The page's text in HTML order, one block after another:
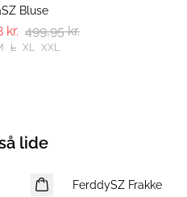
Bluse
kr. 499,95 kr.
L XL XXL
lide
NYHED
FerddySZ Frakke